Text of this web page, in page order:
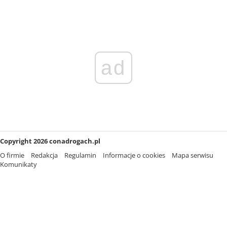
ad
Copyright 2026 conadrogach.pl
O firmie
Redakcja Regulamin Informacje o cookies
Mapa serwisu
Komunikaty